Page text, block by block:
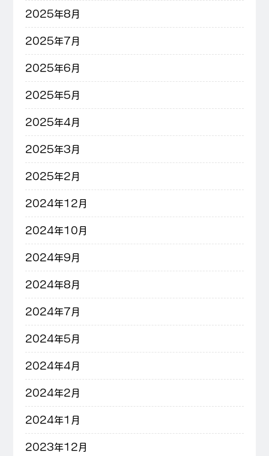
2025年8月
2025年7月
2025年6月
2025年5月
2025年4月
2025年3月
2025年2月
2024年12月
2024年10月
2024年9月
2024年8月
2024年7月
2024年5月
2024年4月
2024年2月
2024年1月
2023年12月